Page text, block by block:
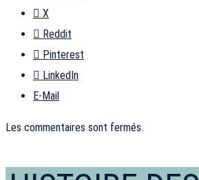
X
Reddit
Pinterest
LinkedIn
E-Mail
Les commentaires sont fermés.